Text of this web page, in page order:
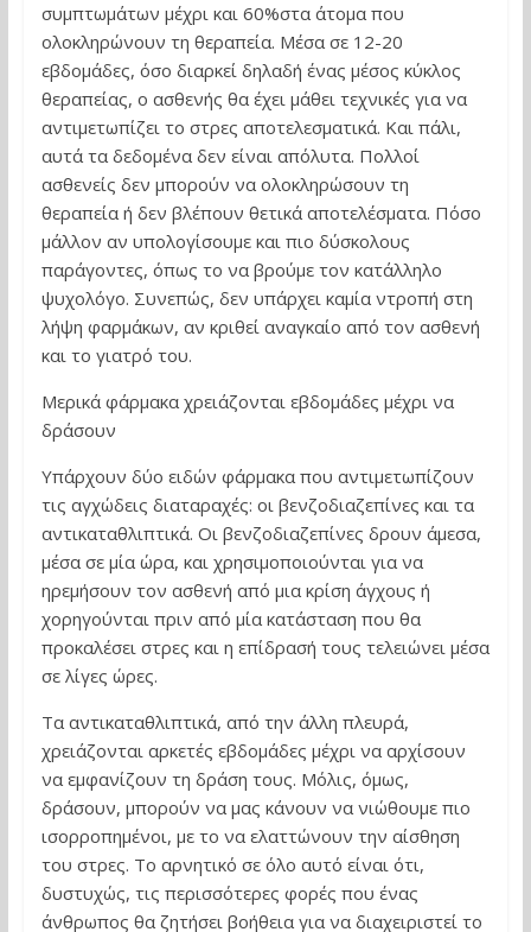
συμπτωμάτων μέχρι και 60%στα άτομα που
ολοκληρώνουν τη θεραπεία. Μέσα σε 12-20
εβδομάδες, όσο διαρκεί δηλαδή ένας μέσος κύκλος
θεραπείας, ο ασθενής θα έχει μάθει τεχνικές για να
αντιμετωπίζει το στρες αποτελεσματικά. Και πάλι,
αυτά τα δεδομένα δεν είναι απόλυτα. Πολλοί
ασθενείς δεν μπορούν να ολοκληρώσουν τη
θεραπεία ή δεν βλέπουν θετικά αποτελέσματα. Πόσο
μάλλον αν υπολογίσουμε και πιο δύσκολους
παράγοντες, όπως το να βρούμε τον κατάλληλο
ψυχολόγο. Συνεπώς, δεν υπάρχει καμία ντροπή στη
λήψη φαρμάκων, αν κριθεί αναγκαίο από τον ασθενή
και το γιατρό του.
Μερικά φάρμακα χρειάζονται εβδομάδες μέχρι να
δράσουν
Υπάρχουν δύο ειδών φάρμακα που αντιμετωπίζουν
τις αγχώδεις διαταραχές: οι βενζοδιαζεπίνες και τα
αντικαταθλιπτικά. Οι βενζοδιαζεπίνες δρουν άμεσα,
μέσα σε μία ώρα, και χρησιμοποιούνται για να
ηρεμήσουν τον ασθενή από μια κρίση άγχους ή
χορηγούνται πριν από μία κατάσταση που θα
προκαλέσει στρες και η επίδρασή τους τελειώνει μέσα
σε λίγες ώρες.
Τα αντικαταθλιπτικά, από την άλλη πλευρά,
χρειάζονται αρκετές εβδομάδες μέχρι να αρχίσουν
να εμφανίζουν τη δράση τους. Μόλις, όμως,
δράσουν, μπορούν να μας κάνουν να νιώθουμε πιο
ισορροπημένοι, με το να ελαττώνουν την αίσθηση
του στρες. Το αρνητικό σε όλο αυτό είναι ότι,
δυστυχώς, τις περισσότερες φορές που ένας
άνθρωπος θα ζητήσει βοήθεια για να διαχειριστεί το